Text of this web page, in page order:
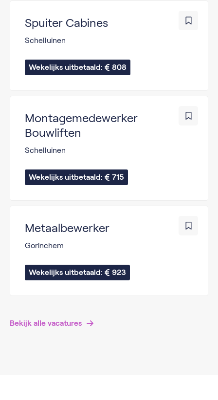
Spuiter Cabines
Schelluinen
Wekelijks uitbetaald: 808
Montagemedewerker
Bouwliften
Schelluinen
Wekelijks uitbetaald: 715
Metaalbewerker
Gorinchem
Wekelijks uitbetaald: 923
Bekijk alle vacatures